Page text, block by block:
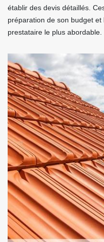
établir des devis détaillés.
préparation de son budget
prestataire le plus abordable.